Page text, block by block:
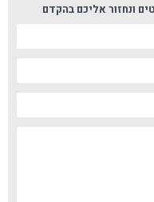
ונחזור אליכם בהקדם